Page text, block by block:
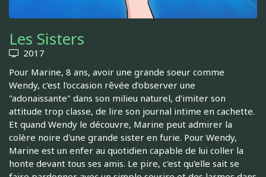
Les Sisters
2017
Pour Marine, 8 ans, avoir une grande soeur comme
Wendy, c'est l'occasion rêvée d'observer une
"adonaissante" dans son milieu naturel, d'imiter son
attitude trop classe, de lire son journal intime en cachette.
Et quand Wendy le découvre, Marine peut admirer la
colère noire d'une grande sister en furie. Pour Wendy,
Marine est un enfer au quotidien capable de lui coller la
honte devant tous ses amis. Le pire, c'est qu'elle sait se